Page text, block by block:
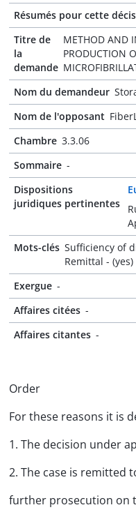
Résumés pour cette
Titre de
la
demande
METHOD AND
PRODUCTION
Nom du demandeur
Nom de l'opposant
Chambre 3.3.06
Sommaire -
Dispositions
juridiques pertinentes
Mots-clés Sufficiency of
Remittal - (yes)
Exergue -
Affaires citées -
Affaires citantes -
Order
For these reasons it is
1. The decision under
2. The case is remitted
further prosecution on